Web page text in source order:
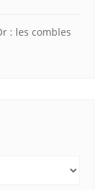
: les combles